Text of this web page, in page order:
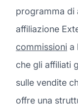
programma di
affiliazione
commissioni a
che gli affiliati
sulle vendite
offre una